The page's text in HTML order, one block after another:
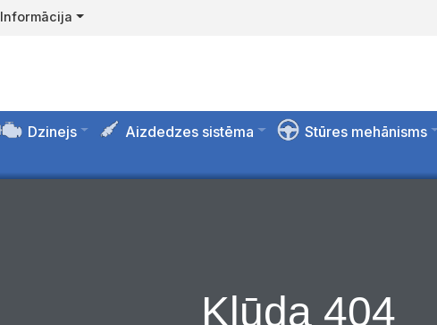
Informācija
Dzinejs Aizdedzes sistēma Stūres mehānisms
Kļūda 404